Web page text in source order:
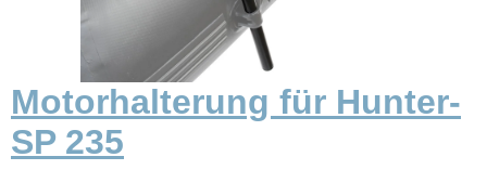
Motorhalterung für Hunter-
SP 235